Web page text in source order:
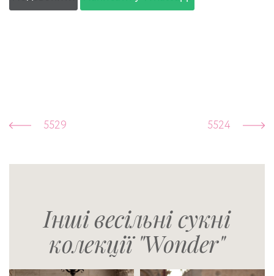
5529 5524
Інші весільні сукні
колекції "Wonder"